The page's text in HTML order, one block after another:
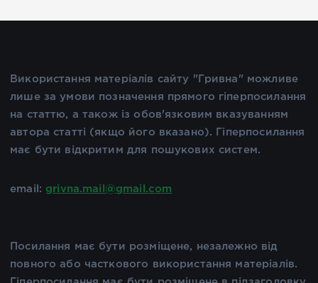
Використання матеріалів сайту "Гривна" можливе
лише за умови позначення прямого гіперпосилання
на статтю, а також із обов'язковим вказуванням
автора статті (якщо його вказано). Гіперпосилання
має бути відкритим для пошукових систем.
email: grivna.mail@gmail.com
Посилання має бути розміщене, незалежно від
повного або часткового використання матеріалів.